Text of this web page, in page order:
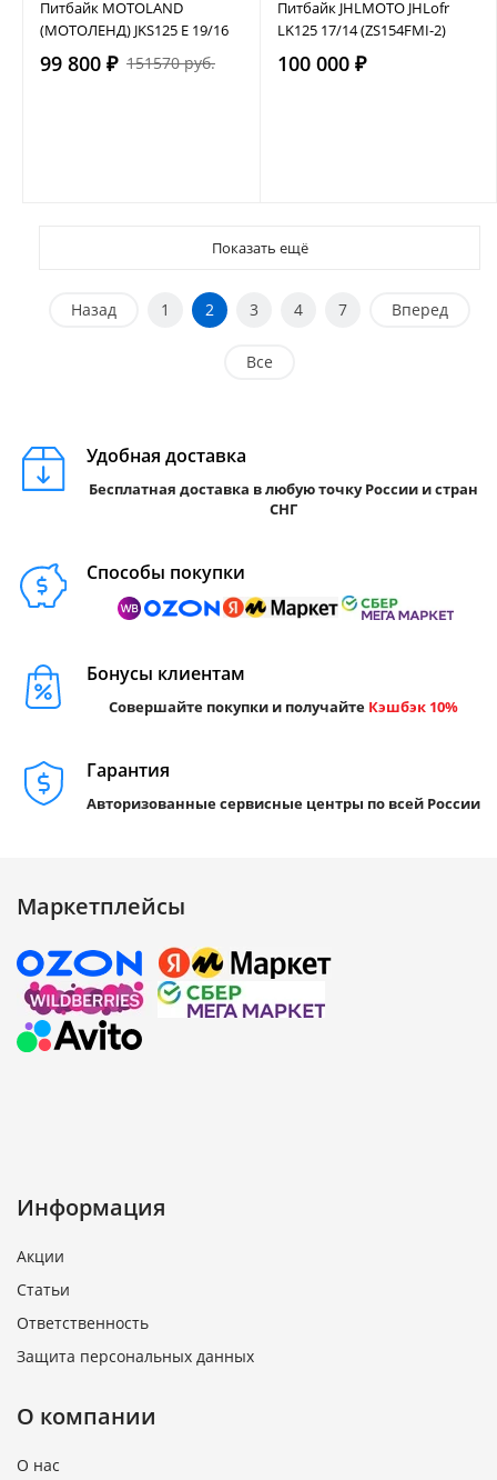
Питбайк MOTOLAND
(МОТОЛЕНД) JKS125 E 19/16
99 800 ₽ 151570 руб.
Питбайк JHLMOTO JHLofr
LK125 17/14 (ZS154FMI-2)
100 000 ₽
Показать ещё
Назад 1 2 3 4 7 Вперед
Все
Удобная доставка
Бесплатная доставка в любую точку России и стран
СНГ
Способы покупки
Бонусы клиентам
Совершайте покупки и получайте Кэшбэк 10%
Гарантия
Авторизованные сервисные центры по всей России
Маркетплейсы
Информация
Акции
Статьи
Ответственность
Защита персональных данных
О компании
О нас